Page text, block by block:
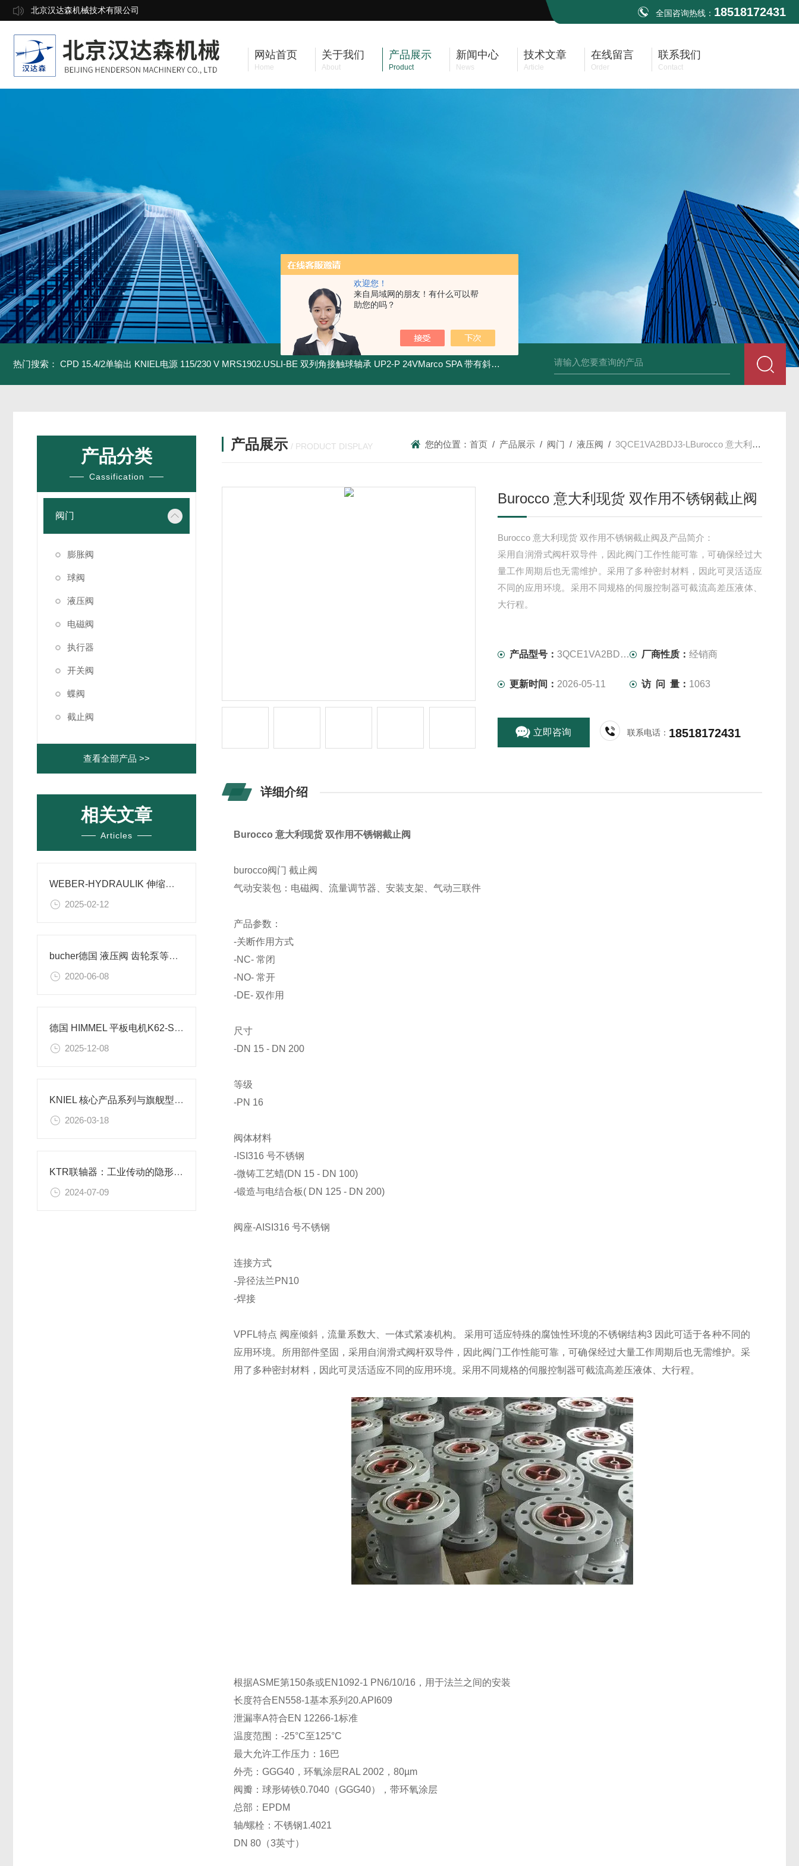
欢迎您！
来自局域网的朋友！有什么可以帮
助您的吗？
北京汉达森机械技术有限公司 全国咨询热线： 18518172431
网站首页
Home
关于我们
About
产品展示
Product
新闻中心
News
技术文章
Article
在线留言
Order
联系我们
Contact
热门搜索： CPD 15.4/2单输出 KNIEL电源 115/230 V MRS1902.USLI-BE 双列角接触球轴承 UP2-P 24VMarco SPA 带有斜齿轮青铜润滑油泵 UP2-P 24VMarco SPA带有螺旋青铜齿轮的自吸电动泵
产品分类
Cassification
阀门
膨胀阀
球阀
液压阀
电磁阀
执行器
开关阀
蝶阀
截止阀
查看全部产品 >>
相关文章
Articles
WEBER-HYDRAULIK 伸缩式气缸 实际应用 意事项
2025-02-12
bucher德国 液压阀 齿轮泵等产品
2020-06-08
德国 HIMMEL 平板电机K62-S/2-M7K的参数和性能
2025-12-08
KNIEL 核心产品系列与旗舰型号解析
2026-03-18
KTR联轴器：工业传动的隐形英雄？
2024-07-09
产品展示 / PRODUCT DISPLAY 您的位置：首页 / 产品展示 / 阀门 /液压阀 /3QCE1VA2BDJ3-LBurocco 意大利现货 双作用不锈钢截止阀
Burocco 意大利现货 双作用不锈钢截止阀
Burocco 意大利现货 双作用不锈钢截止阀及产品简介：
采用自润滑式阀杆双导件，因此阀门工作性能可靠，可确保经过大
量工作周期后也无需维护。采用了多种密封材料，因此可灵活适应
不同的应用环境。采用不同规格的伺服控制器可截流高差压液体、
大行程。
产品型号： 3QCE1VA2BDJ3-L 厂商性质：经销商
更新时间： 2026-05-11 访 问 量： 1063
立即咨询 联系电话： 18518172431
详细介绍
Burocco 意大利现货 双作用不锈钢截止阀
burocco阀门 截止阀
气动安装包：电磁阀、流量调节器、安装支架、气动三联件
产品参数：
-关断作用方式
-NC- 常闭
-NO- 常开
-DE- 双作用
尺寸
-DN 15 - DN 200
等级
-PN 16
阀体材料
-ISI316 号不锈钢
-微铸工艺蜡(DN 15 - DN 100)
-锻造与电结合板( DN 125 - DN 200)
阀座-AISI316 号不锈钢
连接方式
-异径法兰PN10
-焊接
VPFL特点 阀座倾斜，流量系数大、一体式紧凑机构。 采用可适应特殊的腐蚀性环境的不锈钢结构3 因此可适于各种不同的
应用环境。所用部件坚固，采用自润滑式阀杆双导件，因此阀门工作性能可靠，可确保经过大量工作周期后也无需维护。采
用了多种密封材料，因此可灵活适应不同的应用环境。采用不同规格的伺服控制器可截流高差压液体、大行程。
根据ASME第150条或EN1092-1 PN6/10/16，用于法兰之间的安装
长度符合EN558-1基本系列20.API609
泄漏率A符合EN 12266-1标准
温度范围：-25°C至125°C
最大允许工作压力：16巴
外壳：GGG40，环氧涂层RAL 2002，80µm
阀瓣：球形铸铁0.7040（GGG40），带环氧涂层
总部：EPDM
轴/螺栓：不锈钢1.4021
DN 80（3英寸）